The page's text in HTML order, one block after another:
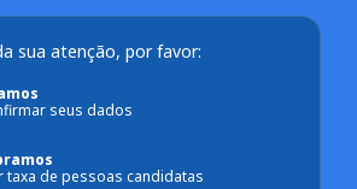
sua atenção, por favor:
seus dados
taxa de pessoas candidatas